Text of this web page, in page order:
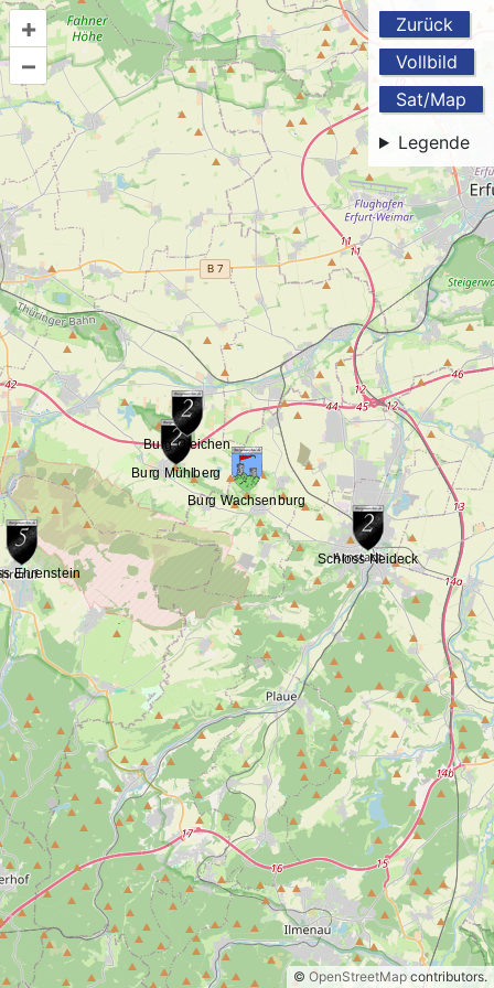
Zurück
Vollbild
Sat/Map
Legende
+
–
© OpenStreetMapcontributors.